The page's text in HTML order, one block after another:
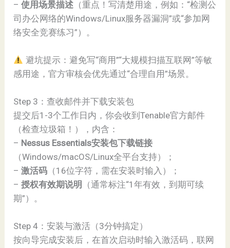
–使用场景描述 （重点！写清楚用途，例如：“检测公
司办公网络的Windows/Linux服务器漏洞”或“参加网
络安全竞赛练习”）。
避坑提示：避免写“商用”“大规模扫描互联网”等敏
感用途，官方审核会优先通过“合理自用”场景。
Step 3：查收邮件并下载安装包
提交后1-3个工作日内，你会收到Tenable官方邮件
（检查垃圾箱！），内含：
– Nessus Essentials安装包下载链接
（Windows/macOS/Linux全平台支持）；
–激活码 （16位字符，需在安装时输入）；
–授权有效期说明
（通常标注“1年有效，到期可续
期”）。
Step 4：安装与激活（3分钟搞定）
按向导完成安装后，在首次启动时输入激活码，联网